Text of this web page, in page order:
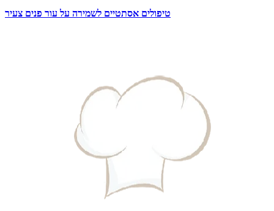
טיפולים אסתטיים לשמירה על עור פנים צעיר